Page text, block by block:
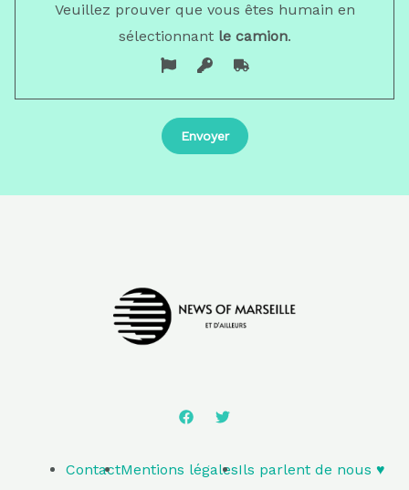
Veuillez prouver que vous êtes humain en
sélectionnantle camion.
ContactMentions légalesIls parlent de nous ♥️